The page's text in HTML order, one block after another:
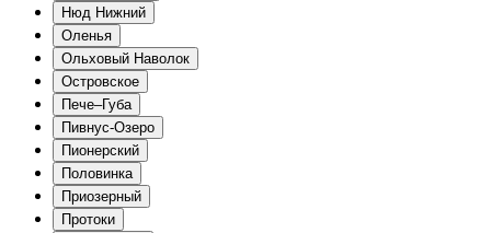
Нюд Нижний
Оленья
Ольховый Наволок
Островское
Пече–Губа
Пивнус-Озеро
Пионерский
Половинка
Приозерный
Протоки